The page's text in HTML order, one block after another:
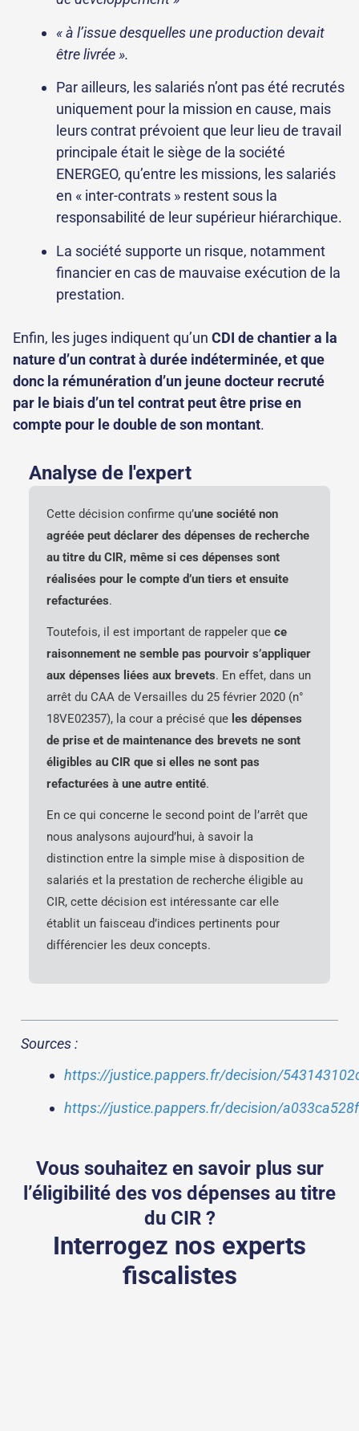
« à l’issue desquelles une production devait
être livrée ».
Par ailleurs, les salariés n’ont pas été recrutés
uniquement pour la mission en cause, mais
leurs contrat prévoient que leur lieu de travail
principale était le siège de la société
ENERGEO, qu’entre les missions, les salariés
en « inter-contrats » restent sous la
responsabilité de leur supérieur hiérarchique.
La société supporte un risque, notamment
financier en cas de mauvaise exécution de la
prestation.
Enfin, les juges indiquent qu’un CDI de chantier a la
nature d’un contrat à durée indéterminée, et que
donc la rémunération d’un jeune docteur recruté
par le biais d’un tel contrat peut être prise en
compte pour le double de son montant.
Analyse de l'expert
Cette décision confirme qu’une société non
agréée peut déclarer des dépenses de recherche
au titre du CIR, même si ces dépenses sont
réalisées pour le compte d’un tiers et ensuite
refacturées.
Toutefois, il est important de rappeler que ce
raisonnement ne semble pas pourvoir s’appliquer
aux dépenses liées aux brevets. En effet, dans un
arrêt du CAA de Versailles du 25 février 2020 (n°
18VE02357), la cour a précisé que les dépenses
de prise et de maintenance des brevets ne sont
éligibles au CIR que si elles ne sont pas
refacturées à une autre entité.
En ce qui concerne le second point de l’arrêt que
nous analysons aujourd’hui, à savoir la
distinction entre la simple mise à disposition de
salariés et la prestation de recherche éligible au
CIR, cette décision est intéressante car elle
établit un faisceau d’indices pertinents pour
différencier les deux concepts.
Sources :
https://justice.pappers.fr/decision/
https://justice.pappers.fr/decision/
Vous souhaitez en savoir plus sur
l’éligibilité des vos dépenses au titre
du CIR ?
Interrogez nos experts
fiscalistes